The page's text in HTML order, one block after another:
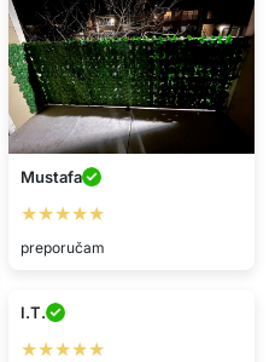
Mustafa
★★★★★
preporučam
I.T.
★★★★★